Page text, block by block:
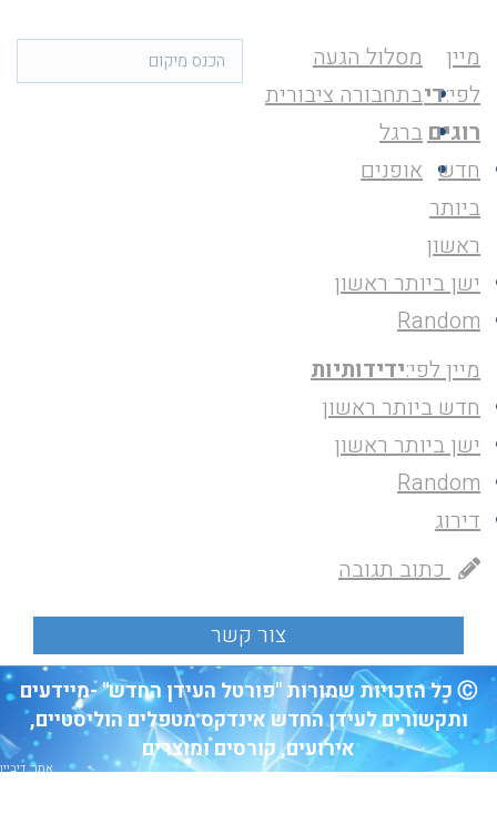
מסלול הגעה
בתחבורה ציבורית
ברגל
אופנים
מיין
לפי:די
רוגים
חדש
ביותר
ראשון
ישן ביותר ראשון
Random
מיין לפי:ידידותיות
חדש ביותר ראשון
ישן ביותר ראשון
Random
דירוג
כתוב תגובה
Ⓒ כל הזכויות שמורות "פורטל העידן החדש" -מיידעים
ותקשורים לעידן החדש אינדקס מטפלים הוליסטיים,
אירועים, קורסים ומוצרים
אתר: דיביין